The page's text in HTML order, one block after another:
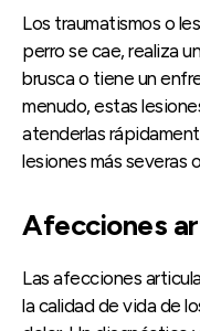
Los traumatismos o
perro se cae, realiza
brusca o tiene un
menudo, estas
atenderlas
lesiones más severas
Afecciones
Las afecciones
la calidad de vida de